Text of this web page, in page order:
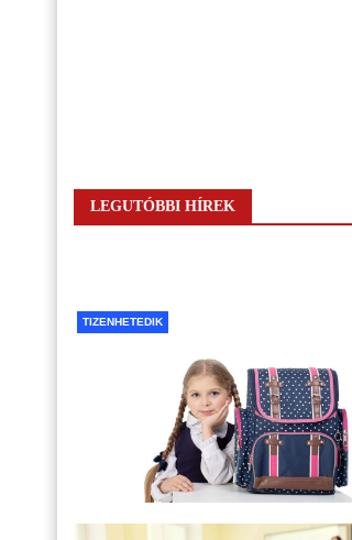
LEGUTÓBBI HÍREK
TIZENHETEDIK